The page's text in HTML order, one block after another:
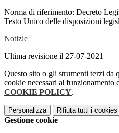
Norma di riferimento: Decreto
Testo Unico delle disposizioni
Notizie
Ultima revisione il 27-07-2021
Questo sito o gli strumenti terzi da
cookie necessari al
COOKIE POLICY.
Personalizza Rifiuta tutti i cookies
Gestione cookie